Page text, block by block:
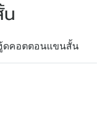
ดคอตตอนแขนสั้น